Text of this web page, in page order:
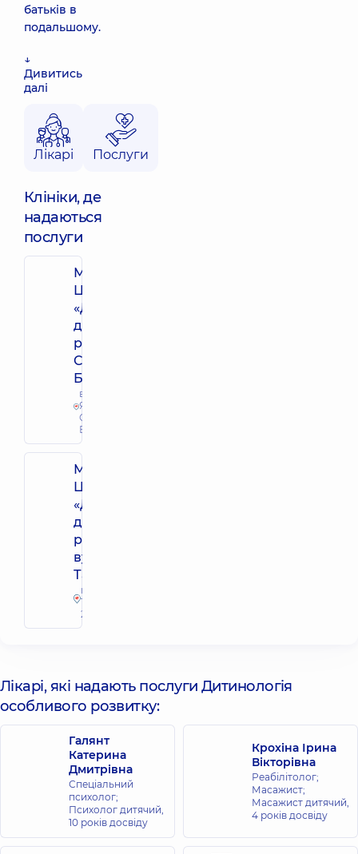
батьків в
подальшому.
↓
Дивитись
далі
Лікарі Послуги
Клініки, де
надаються
послуги
Медичний
Центр
«Добробут»
для всієї
родини на
Софіївській
Борщагівці
вул.
Яблунева, 26,
Софіївська
Борщагівка
Медичний
Центр
«Добробут»
для всієї
родини на
вул.
Татарській
вул.
Татарська,
2-Е, м. Київ
Лікарі, які надають послуги Дитинологія
особливого розвитку:
Галянт
Катерина
Дмитрівна
Спеціальний
психолог;
Психолог дитячий,
10 років досвіду
Крохіна Ірина
Вікторівна
Реабілітолог;
Масажист;
Масажист дитячий,
4 років досвіду